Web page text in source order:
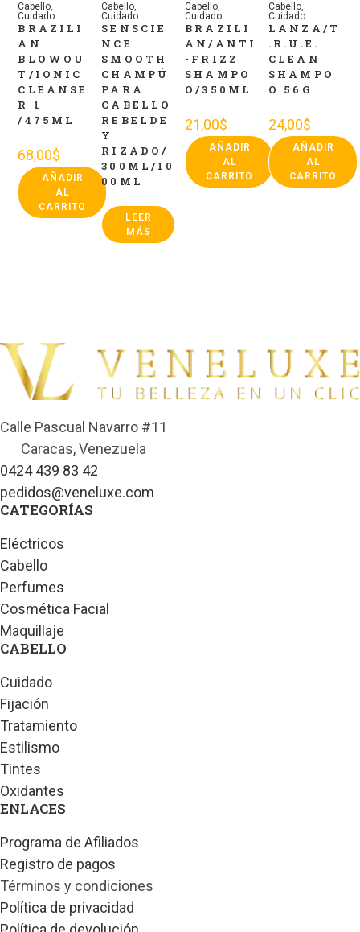
Cabello,
Cuidado
BRAZILI
AN
BLOWOU
T/IONIC
CLEANSE
R 1
/475ML
68,00$
AÑADIR
AL
CARRITO
Cabello,
Cuidado
SENSCIE
NCE
SMOOTH
CHAMPÚ
PARA
CABELLO
REBELDE
Y
RIZADO/
300ML/10
00ML
LEER
MÁS
Cabello,
Cuidado
BRAZILI
AN/ANTI
-FRIZZ
SHAMPO
O/350ML
21,00$
AÑADIR
AL
CARRITO
Cabello,
Cuidado
LANZA/T
.R.U.E.
CLEAN
SHAMPO
O 56G
24,00$
AÑADIR
AL
CARRITO
Calle Pascual Navarro #11
Caracas, Venezuela
0424 439 83 42
pedidos@veneluxe.com
CATEGORÍAS
Eléctricos
Cabello
Perfumes
Cosmética Facial
Maquillaje
CABELLO
Cuidado
Fijación
Tratamiento
Estilismo
Tintes
Oxidantes
ENLACES
Programa de Afiliados
Registro de pagos
Términos y condiciones
Política de privacidad